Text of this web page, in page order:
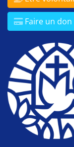
Faire un don